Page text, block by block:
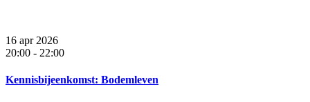
16 apr 2026
20:00 - 22:00
Kennisbijeenkomst: Bodemleven